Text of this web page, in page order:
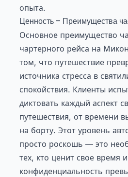
опыта.
Ценность – Преимущества
Основное преимущество
чартерного рейса на
том, что путешествие
источника стресса в
спокойствия. Клиенты
диктовать каждый аспект
путешествия, от времени
на борту. Этот уровень
просто роскошь — это
тех, кто ценит свое время и
конфиденциальность